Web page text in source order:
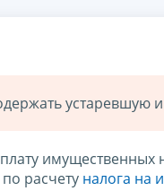
устаревшую
расчету налога на